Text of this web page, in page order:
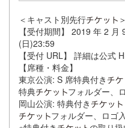
＜キャスト別先行
＞
【受付期間】 2019 年 2
(日)23:59
【受付 URL】 詳細は公式
【席種・料金】
東京公演: S 席特典付き
特典
フォルダー、
岡山公演: 特典付き
フォルダー、ロゴ